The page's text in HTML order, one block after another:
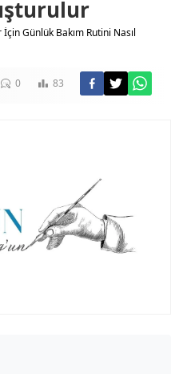
İçin Günlük Bakım Rutini Nasıl
0 83